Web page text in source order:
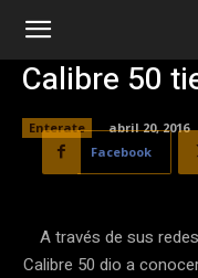
Calibre 50
Enterate
abril 20, 2016
Facebook
A través de sus
Calibre 50 dio a